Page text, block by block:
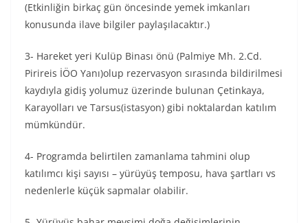
(Etkinliğin birkaç gün öncesinde yemek imkanları
konusunda ilave bilgiler paylaşılacaktır.)
3- Hareket yeri Kulüp Binası önü (Palmiye Mh. 2.Cd.
Pirireis İÖO Yanı)olup rezervasyon sırasında bildirilmesi
kaydıyla gidiş yolumuz üzerinde bulunan Çetinkaya,
Karayolları ve Tarsus(istasyon) gibi noktalardan katılım
mümkündür.
4- Programda belirtilen zamanlama tahmini olup
katılımcı kişi sayısı – yürüyüş temposu, hava şartları vs
nedenlerle küçük sapmalar olabilir.